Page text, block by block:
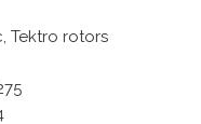
Tektro rotors